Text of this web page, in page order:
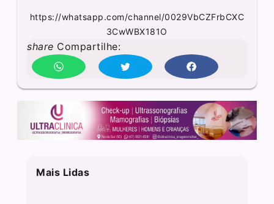
https://whatsapp.com/channel/0029VbCZFrbCXC
3CwWBX181O
share Compartilhe:
Mais Lidas